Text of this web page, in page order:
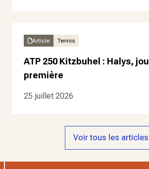
Article Tennis
ATP 250 Kitzbuhel : Halys,
première
25 juillet 2026
Voir tous les articles